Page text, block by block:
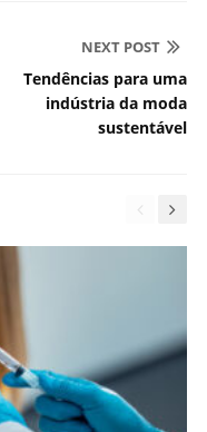
NEXT POST
Tendências para uma
indústria da moda
sustentável